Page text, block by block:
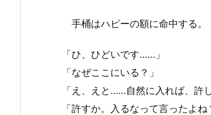
手桶はハピーの額に命中する。
「ひ、ひどいです……」
「なぜここにいる？」
「え、えと……自然に入れば、許
「許すか。入るなって言ったよね